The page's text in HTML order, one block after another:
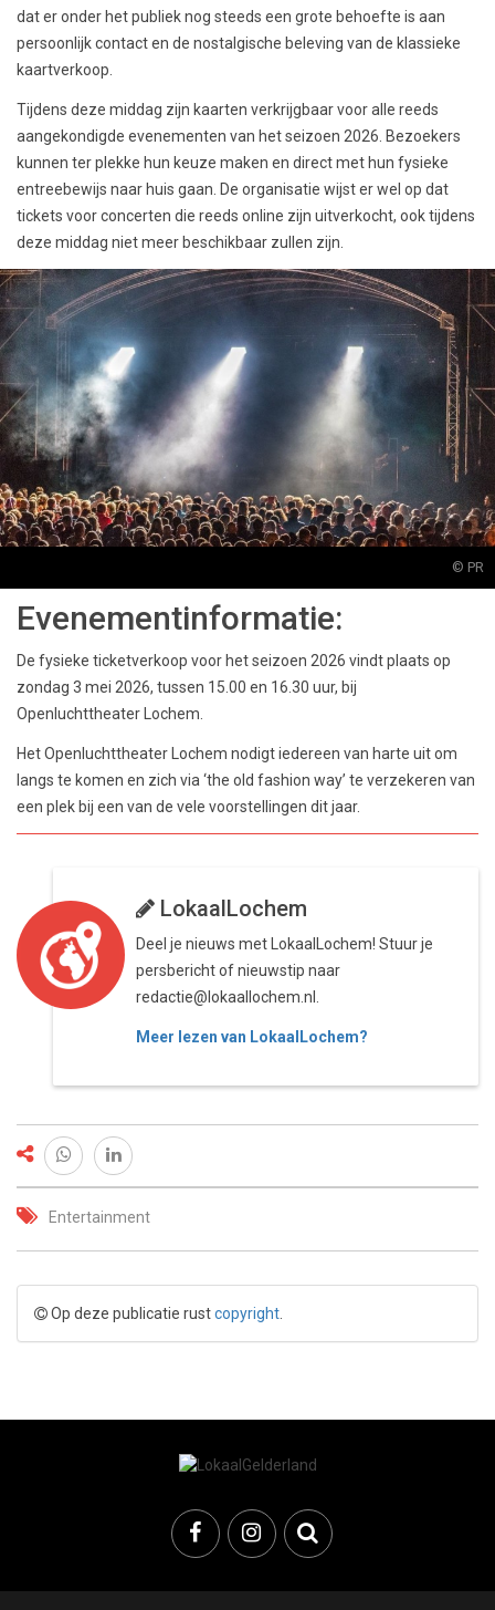
dat er onder het publiek nog steeds een grote behoefte is aan
persoonlijk contact en de nostalgische beleving van de klassieke
kaartverkoop.
Tijdens deze middag zijn kaarten verkrijgbaar voor alle reeds
aangekondigde evenementen van het seizoen 2026. Bezoekers
kunnen ter plekke hun keuze maken en direct met hun fysieke
entreebewijs naar huis gaan. De organisatie wijst er wel op dat
tickets voor concerten die reeds online zijn uitverkocht, ook tijdens
deze middag niet meer beschikbaar zullen zijn.
© PR
Evenementinformatie:
De fysieke ticketverkoop voor het seizoen 2026 vindt plaats op
zondag 3 mei 2026, tussen 15.00 en 16.30 uur, bij
Openluchttheater Lochem.
Het Openluchttheater Lochem nodigt iedereen van harte uit om
langs te komen en zich via ‘the old fashion way’ te verzekeren van
een plek bij een van de vele voorstellingen dit jaar.
LokaalLochem
Deel je nieuws met LokaalLochem! Stuur je
persbericht of nieuwstip naar
redactie@lokaallochem.nl.
Meer lezen van LokaalLochem?
Entertainment
Op deze publicatie rustcopyright